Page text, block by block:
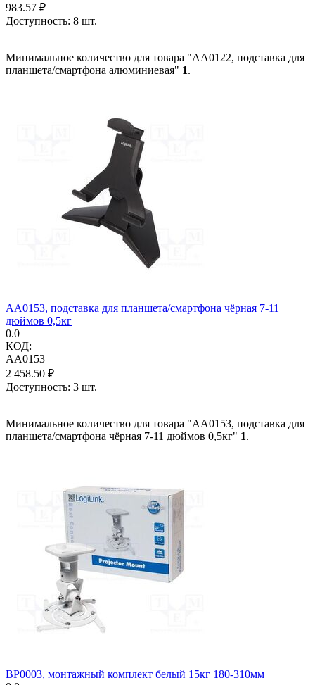
983.57 ₽
Доступность: 8 шт.
Минимальное количество для товара "AA0122, подставка для
планшета/смартфона алюминиевая" 1.
AA0153, подставка для планшета/смартфона чёрная 7-11
дюймов 0,5кг
0.0
КОД:
AA0153
2 458.50 ₽
Доступность: 3 шт.
Минимальное количество для товара "AA0153, подставка для
планшета/смартфона чёрная 7-11 дюймов 0,5кг" 1.
BP0003, монтажный комплект белый 15кг 180-310мм